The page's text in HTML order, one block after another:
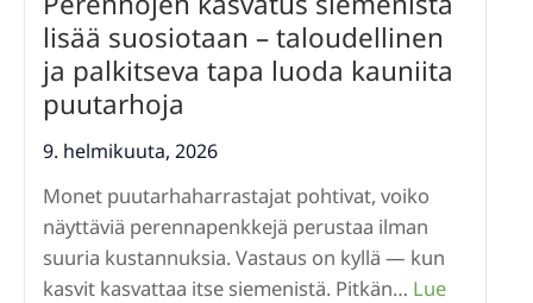
Kukikko!
lisää suosiotaan – taloudellinen
ja palkitseva tapa luoda kauniita
puutarhoja
9. helmikuuta, 2026
Monet puutarhaharrastajat pohtivat, voiko
näyttäviä perennapenkkejä perustaa ilman
suuria kustannuksia. Vastaus on kyllä — kun
kasvit kasvattaa itse siemenistä. Pitkän… Lue